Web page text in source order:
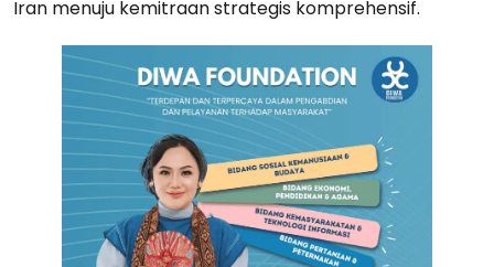
Iran menuju kemitraan strategis komprehensif.